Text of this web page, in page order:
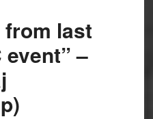
from last
event” –